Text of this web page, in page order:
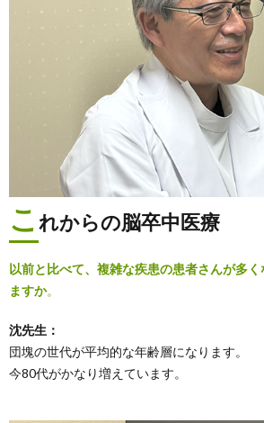
これからの脳卒中医療
以前と比べて、複雑な疾患の患者さんが多
ますか。
沈先生：
団塊の世代が平均的な年齢層になります。
今80代がかなり増えています。